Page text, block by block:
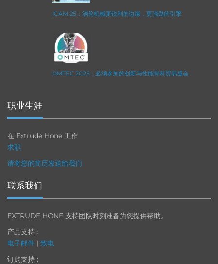
ICAM 25：涡轮机械更锐利的边缘，更强劲的引擎
OMTEC 2025：必须参加的创新与性能骨科贸易盛会
职业生涯
在 Extrude Hone 工作
求职
请将您的简历发送给我们
联系我们
EXTRUDE HONE 支持团队时刻准备为您提供帮助。
产品支持：
电子邮件 | 致电
订购支持：